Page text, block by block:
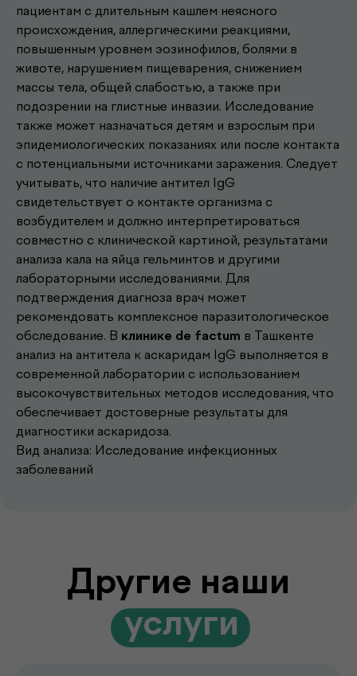
пациентам с длительным кашлем неясного
происхождения, аллергическими реакциями,
повышенным уровнем эозинофилов, болями в
животе, нарушением пищеварения, снижением
массы тела, общей слабостью, а также при
подозрении на глистные инвазии. Исследование
также может назначаться детям и взрослым при
эпидемиологических показаниях или после контакта
с потенциальными источниками заражения. Следует
учитывать, что наличие антител IgG
свидетельствует о контакте организма с
возбудителем и должно интерпретироваться
совместно с клинической картиной, результатами
анализа кала на яйца гельминтов и другими
лабораторными исследованиями. Для
подтверждения диагноза врач может
рекомендовать комплексное паразитологическое
обследование. В клинике de factum в Ташкенте
анализ на антитела к аскаридам IgG выполняется в
современной лаборатории с использованием
высокочувствительных методов исследования, что
обеспечивает достоверные результаты для
диагностики аскаридоза.
Вид анализа: Исследование инфекционных
заболеваний
Другие наши
.услуги
Записаться к врачу
Выберите удобное время и получите
консультацию опытного врача